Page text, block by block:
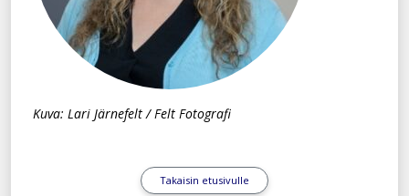
Kuva: Lari Järnefelt / Felt Fotografi
Takaisin etusivulle